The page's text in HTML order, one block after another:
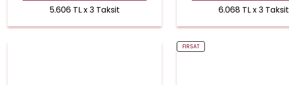
5.606 TL x 3 Taksit 6.068 TL x 3 Taksit
FIRSAT